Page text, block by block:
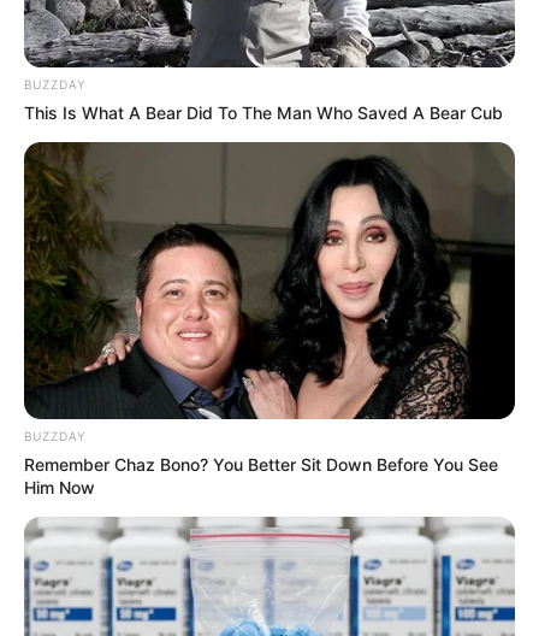
BUZZDAY
This Is What A Bear Did To The Man Who Saved A Bear Cub
BUZZDAY
Remember Chaz Bono? You Better Sit Down Before You See
Him Now